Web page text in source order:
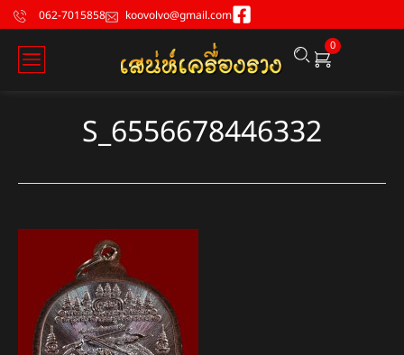
062-7015858 koovolvo@gmail.com
0
S_6556678446332